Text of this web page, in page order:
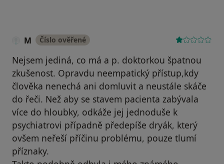
M Číslo ověřené
Nejsem jediná, co má a p. doktorkou špatnou
zkušenost. Opravdu neempatický přístup,kdy
člověka nenechá ani domluvit a neustále skáče
do řeči. Než aby se stavem pacienta zabývala
více do hloubky, odkáže jej jednoduše k
psychiatrovi případně předepíše dryák, který
ovšem neřeší příčinu problému, pouze tlumí
příznaky.